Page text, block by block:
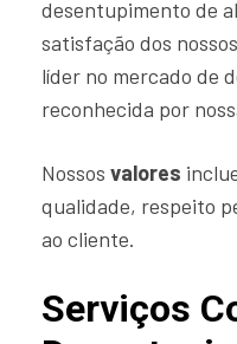
desentupimento de
satisfação dos
líder no mercado de
reconhecida por
Nossos valores
qualidade, respeito
ao cliente.
Serviços